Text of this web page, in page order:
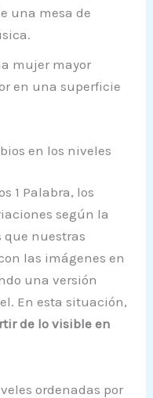
una mesa de
mujer mayor
en una superficie
en los niveles
1 Palabra, los
según la
que nuestras
las imágenes en
una versión
En esta situación,
de lo visible en
ordenadas por